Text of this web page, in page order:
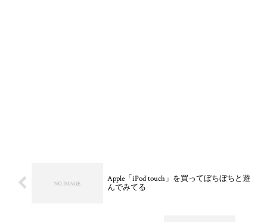
Apple「iPod touch」を買ってぼちぼちと遊
んでみてる